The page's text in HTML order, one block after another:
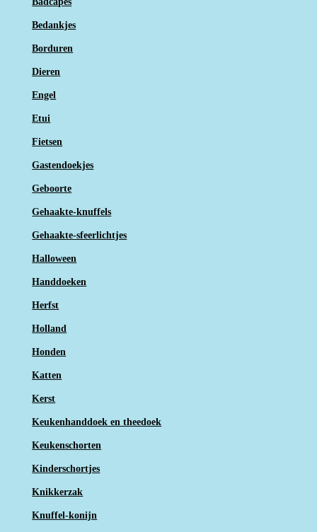
Bedankjes
Borduren
Dieren
Engel
Etui
Fietsen
Gastendoekjes
Geboorte
Gehaakte-knuffels
Gehaakte-sfeerlichtjes
Halloween
Handdoeken
Herfst
Holland
Honden
Katten
Kerst
Keukenhanddoek en theedoek
Keukenschorten
Kinderschortjes
Knikkerzak
Knuffel-konijn